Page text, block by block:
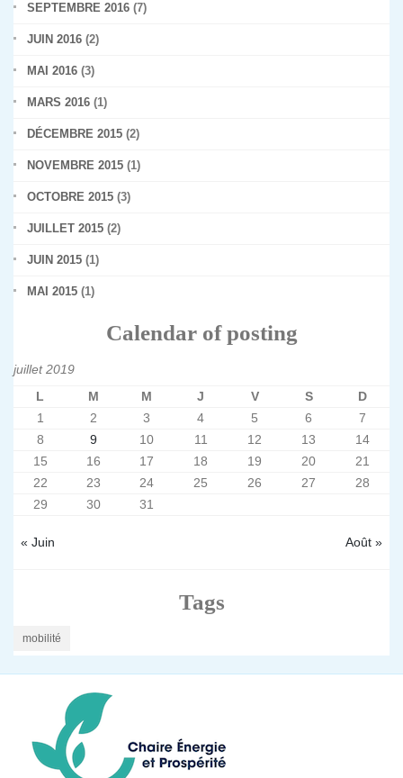
SEPTEMBRE 2016 (7)
JUIN 2016 (2)
MAI 2016 (3)
MARS 2016 (1)
DÉCEMBRE 2015 (2)
NOVEMBRE 2015 (1)
OCTOBRE 2015 (3)
JUILLET 2015 (2)
JUIN 2015 (1)
MAI 2015 (1)
Calendar of posting
juillet 2019
L
M M J V S D
« Juin Août »
1 2 3 4 5 6
7
8
9 10 11 12 13
14
15
16 17 18 19 20
21
22
23 24 25 26 27
28
29
30 31
Tags
mobilité